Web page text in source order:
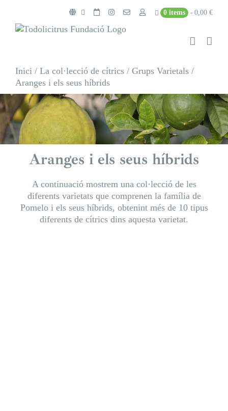
content
0 items 0,00 €
Inici / La col·lecció de cítrics / Grups Varietals /
Aranges i els seus híbrids
Aranges i els seus híbrids
A continuació mostrem una col·lecció de les
diferents varietats que comprenen la família de
Pomelo i els seus híbrids, obtenint més de 10 tipus
diferents de cítrics dins aquesta varietat.